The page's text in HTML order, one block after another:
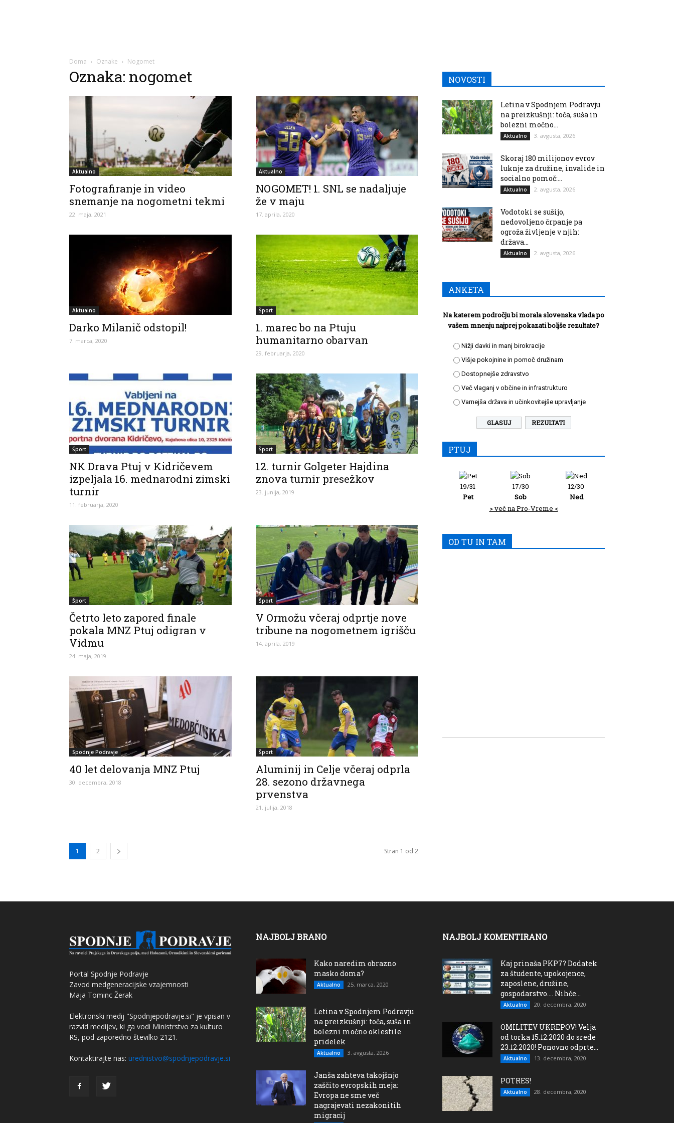
Doma Oznake Nogomet
Oznaka: nogomet
Aktualno
Fotografiranje in video
snemanje na nogometni tekmi
22. maja, 2021
Aktualno
NOGOMET! 1. SNL se nadaljuje
že v maju
17. aprila, 2020
Aktualno
Darko Milanič odstopil!
7. marca, 2020
Šport
1. marec bo na Ptuju
humanitarno obarvan
29. februarja, 2020
Šport
NK Drava Ptuj v Kidričevem
izpeljala 16. mednarodni zimski
turnir
11. februarja, 2020
Šport
12. turnir Golgeter Hajdina
znova turnir presežkov
23. junija, 2019
Šport
Četrto leto zapored finale
pokala MNZ Ptuj odigran v
Vidmu
24. maja, 2019
Šport
V Ormožu včeraj odprtje nove
tribune na nogometnem igrišču
14. aprila, 2019
Spodnje Podravje
40 let delovanja MNZ Ptuj
30. decembra, 2018
Šport
Aluminij in Celje včeraj odprla
28. sezono državnega
prvenstva
21. julija, 2018
1 2 Stran 1 od 2
NOVOSTI
Letina v Spodnjem Podravju
na preizkušnji: toča, suša in
bolezni močno...
Aktualno 3. avgusta, 2026
Skoraj 180 milijonov evrov
luknje za družine, invalide in
socialno pomoč:...
Aktualno 2. avgusta, 2026
Vodotoki se sušijo,
nedovoljeno črpanje pa
ogroža življenje v njih:
država...
Aktualno 2. avgusta, 2026
ANKETA
Na katerem področju bi morala slovenska vlada po
vašem mnenju najprej pokazati boljše rezultate?
Nižji davki in manj birokracije
Višje pokojnine in pomoč družinam
Dostopnejše zdravstvo
Več vlaganj v občine in infrastrukturo
Varnejša država in učinkovitejše upravljanje
REZULTATI
PTUJ
19/31
Pet
17/30
Sob
12/30
Ned
> več na Pro-Vreme <
OD TU IN TAM
Portal Spodnje Podravje
Zavod medgeneracijske vzajemnosti
Maja Tominc Žerak
Elektronski medij "Spodnjepodravje.si" je vpisan v
razvid medijev, ki ga vodi Ministrstvo za kulturo
RS, pod zaporedno številko 2121.
Kontaktirajte nas: urednistvo@spodnjepodravje.si
NAJBOLJ BRANO
Kako naredim obrazno
masko doma?
Aktualno 25. marca, 2020
Letina v Spodnjem Podravju
na preizkušnji: toča, suša in
bolezni močno oklestile
pridelek
Aktualno 3. avgusta, 2026
Janša zahteva takojšnjo
zaščito evropskih meja:
Evropa ne sme več
nagrajevati nezakonitih
migracij
NAJBOLJ KOMENTIRANO
Kaj prinaša PKP7? Dodatek
za študente, upokojence,
zaposlene, družine,
gospodarstvo…. Nihče...
Aktualno 20. decembra, 2020
OMILITEV UKREPOV! Velja
od torka 15.12.2020 do srede
23.12.2020! Ponovno odprte...
Aktualno 13. decembra, 2020
POTRES!
Aktualno 28. decembra, 2020